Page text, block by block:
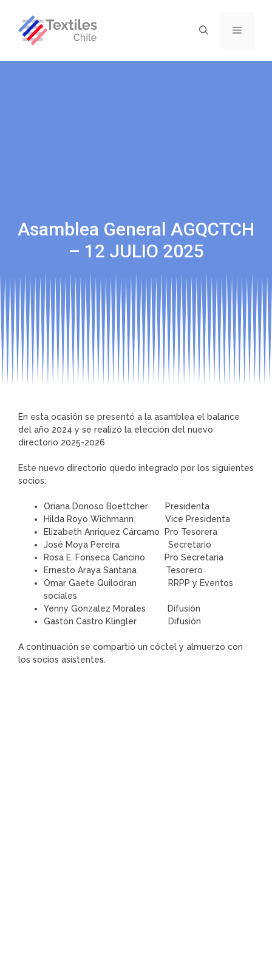
Asamblea General AGQCTCH
– 12 JULIO 2025
En esta ocasión se presentó a la asamblea el balance
del año 2024 y se realizó la elección del nuevo
directorio 2025-2026
Este nuevo directorio quedo integrado por los siguientes
socios:
Oriana Donoso Boettcher
Presidenta
Hilda Royo Wichmann
Vice Presidenta
Elizabeth Anriquez Cárcamo
Pro Tesorera
José Moya Pereira
Secretario
Rosa E. Fonseca Cancino
Pro Secretaria
Ernesto Araya Santana
Tesorero
Omar Gaete Quilodran
RRPP y Eventos
sociales
Yenny Gonzalez Morales
Difusión
Gastón Castro Klingler
Difusión
A continuación se compartió un cóctel y almuerzo con
los socios asistentes.